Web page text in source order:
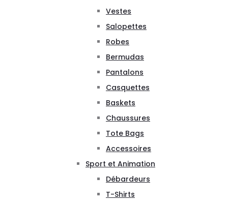
Vestes
Salopettes
Robes
Bermudas
Pantalons
Casquettes
Baskets
Chaussures
Tote Bags
Accessoires
Sport et Animation
Débardeurs
T-Shirts